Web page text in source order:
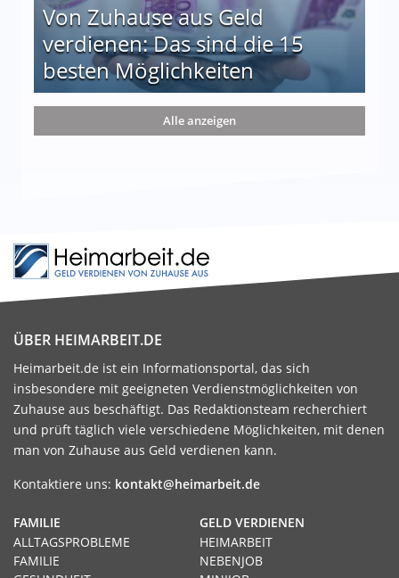
Von Zuhause aus Geld
verdienen: Das sind die 15
besten Möglichkeiten
die 15 besten Möglichkeiten
Alle anzeigen
ÜBER HEIMARBEIT.DE
Heimarbeit.de ist ein Informationsportal, das sich
insbesondere mit geeigneten Verdienstmöglichkeiten von
Zuhause aus beschäftigt. Das Redaktionsteam recherchiert
und prüft täglich viele verschiedene Möglichkeiten, mit denen
man von Zuhause aus Geld verdienen kann.
Kontaktiere uns: kontakt@heimarbeit.de
GELD VERDIENEN
HEIMARBEIT
NEBENJOB
FAMILIE
ALLTAGSPROBLEME
FAMILIE